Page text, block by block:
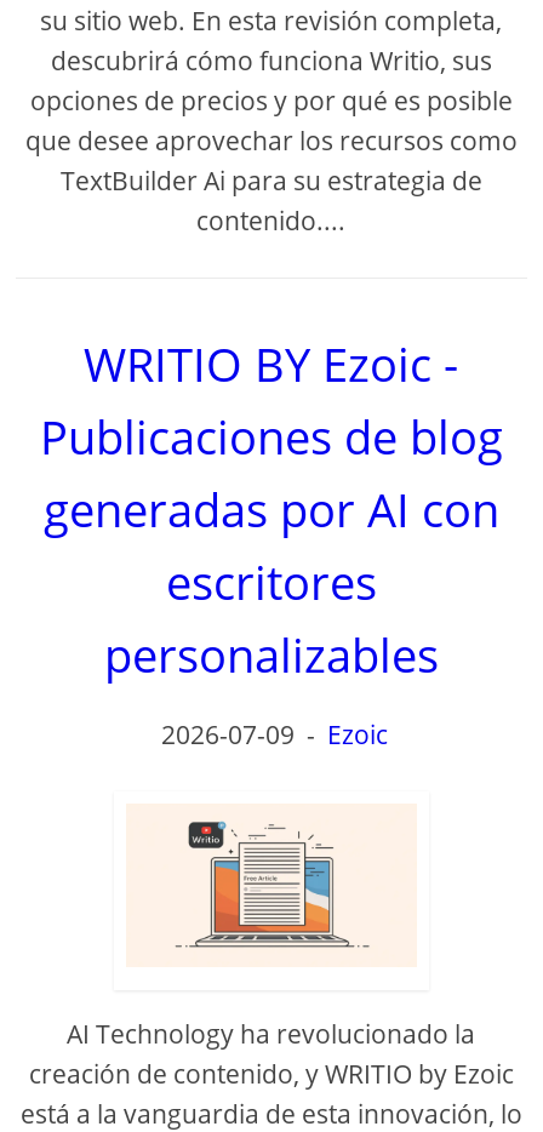
su sitio web. En esta revisión completa,
descubrirá cómo funciona Writio, sus
opciones de precios y por qué es posible
que desee aprovechar los recursos como
TextBuilder Ai para su estrategia de
contenido....
WRITIO BY Ezoic -
Publicaciones de blog
generadas por AI con
escritores
personalizables
2026-07-09 - Ezoic
AI Technology ha revolucionado la
creación de contenido, y WRITIO by Ezoic
está a la vanguardia de esta innovación, lo